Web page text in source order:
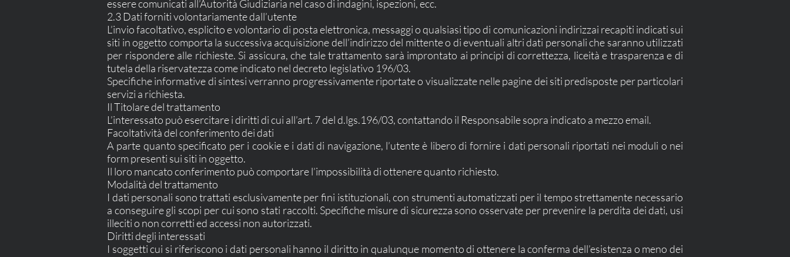
essere comunicati all’Autorità Giudiziaria nel caso di indagini, ispezioni, ecc.
2.3 Dati forniti volontariamente dall’utente
L’invio facoltativo, esplicito e volontario di posta elettronica, messaggi o qualsiasi tipo di comunicazioni indirizzai recapiti indicati sui
siti in oggetto comporta la successiva acquisizione dell’indirizzo del mittente o di eventuali altri dati personali che saranno utilizzati
per rispondere alle richieste. Si assicura, che tale trattamento sarà improntato ai principi di correttezza, liceità e trasparenza e di
tutela della riservatezza come indicato nel decreto legislativo 196/03.
Specifiche informative di sintesi verranno progressivamente riportate o visualizzate nelle pagine dei siti predisposte per particolari
servizi a richiesta.
Il Titolare del trattamento
L’interessato può esercitare i diritti di cui all’art. 7 del d.lgs.196/03, contattando il Responsabile sopra indicato a mezzo email.
Facoltatività del conferimento dei dati
A parte quanto specificato per i cookie e i dati di navigazione, l’utente è libero di fornire i dati personali riportati nei moduli o nei
form presenti sui siti in oggetto.
Il loro mancato conferimento può comportare l’impossibilità di ottenere quanto richiesto.
Modalità del trattamento
I dati personali sono trattati esclusivamente per fini istituzionali, con strumenti automatizzati per il tempo strettamente necessario
a conseguire gli scopi per cui sono stati raccolti. Specifiche misure di sicurezza sono osservate per prevenire la perdita dei dati, usi
illeciti o non corretti ed accessi non autorizzati.
Diritti degli interessati
I soggetti cui si riferiscono i dati personali hanno il diritto in qualunque momento di ottenere la conferma dell’esistenza o meno dei